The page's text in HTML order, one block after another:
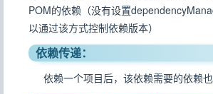
POM的依赖（没有设置
以通过该方式控制依赖版本）
依赖传递：
依赖一个项目后，该依赖需要的依赖